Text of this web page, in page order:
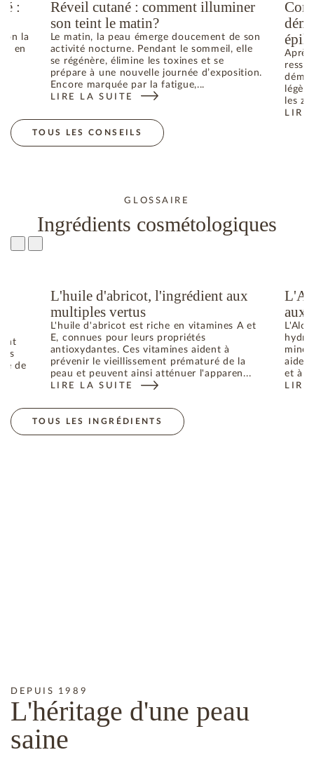
:
la
; en
: COMMENT RETROUVER L’ÉQUILIBRE
Réveil cutané : comment illuminer
son teint le matin?
Le matin, la peau émerge doucement de son
activité nocturne. Pendant le sommeil, elle
se régénère, élimine les toxines et se
prépare à une nouvelle journée d’exposition.
Encore marquée par la fatigue,...
LIRE LA SUITE
: RÉVEIL CUTANÉ : COMMENT ILLUMINER SONles
:
TOUS LES CONSEILS
GLOSSAIRE
Ingrédients cosmétologiques
de
L'huile d'abricot, l'ingrédient aux
multiples vertus
L'huile d'abricot est riche en vitamines A et
E, connues pour leurs propriétés
antioxydantes. Ces vitamines aident à
prévenir le vieillissement prématuré de la
peau et peuvent ainsi atténuer l'apparen...
LIRE LA SUITE
: L'HUILE D'ABRICOT, L'INGRÉDIENT AUX
aux
et à
:
TOUS LES INGRÉDIENTS
DEPUIS 1989
L'héritage d'une peau
saine